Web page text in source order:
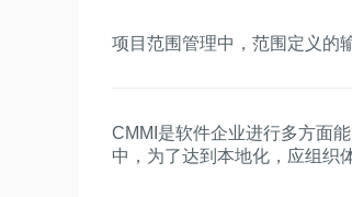
项目范围管理中，范围定义的
CMMI是软件企业进行多方面
中，为了达到本地化，应组织